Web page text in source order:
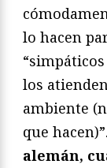
lo hacen
los
ambiente
que hacen)”.
alemán,